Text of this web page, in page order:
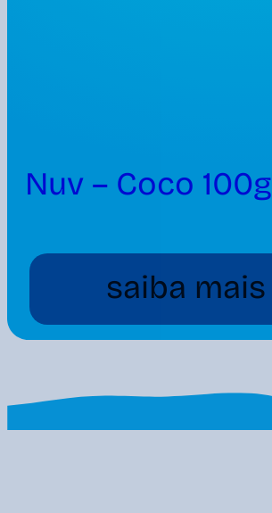
Nuv – Coco 100g
saiba mais